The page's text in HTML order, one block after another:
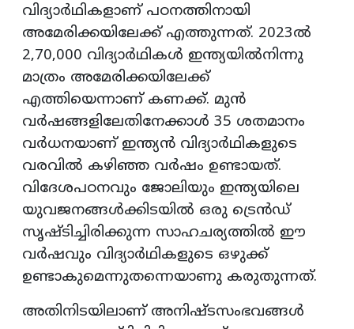
വിദ്യാർഥികളാണ് പഠനത്തിനായി
അമേരിക്കയിലേക്ക് എത്തുന്നത്. 2023ൽ
2,70,000 വിദ്യാർഥികൾ ഇന്ത്യയിൽനിന്നു
മാത്രം അമേരിക്കയിലേക്ക്
എത്തിയെന്നാണ് കണക്ക്. മുൻ
വർഷങ്ങളിലേതിനേക്കാൾ 35 ശതമാനം
വർധനയാണ് ഇന്ത്യൻ വിദ്യാർഥികളുടെ
വരവിൽ കഴിഞ്ഞ വർഷം ഉണ്ടായത്.
വിദേശപഠനവും ജോലിയും ഇന്ത്യയിലെ
യുവജനങ്ങൾക്കിടയിൽ ഒരു ട്രെൻഡ്
സൃഷ്ടിച്ചിരിക്കുന്ന സാഹചര്യത്തിൽ ഈ
വർഷവും വിദ്യാർഥികളുടെ ഒഴുക്ക്
ഉണ്ടാകുമെന്നുതന്നെയാണു കരുതുന്നത്.
അതിനിടയിലാണ് അനിഷ്ടസംഭവങ്ങൾ